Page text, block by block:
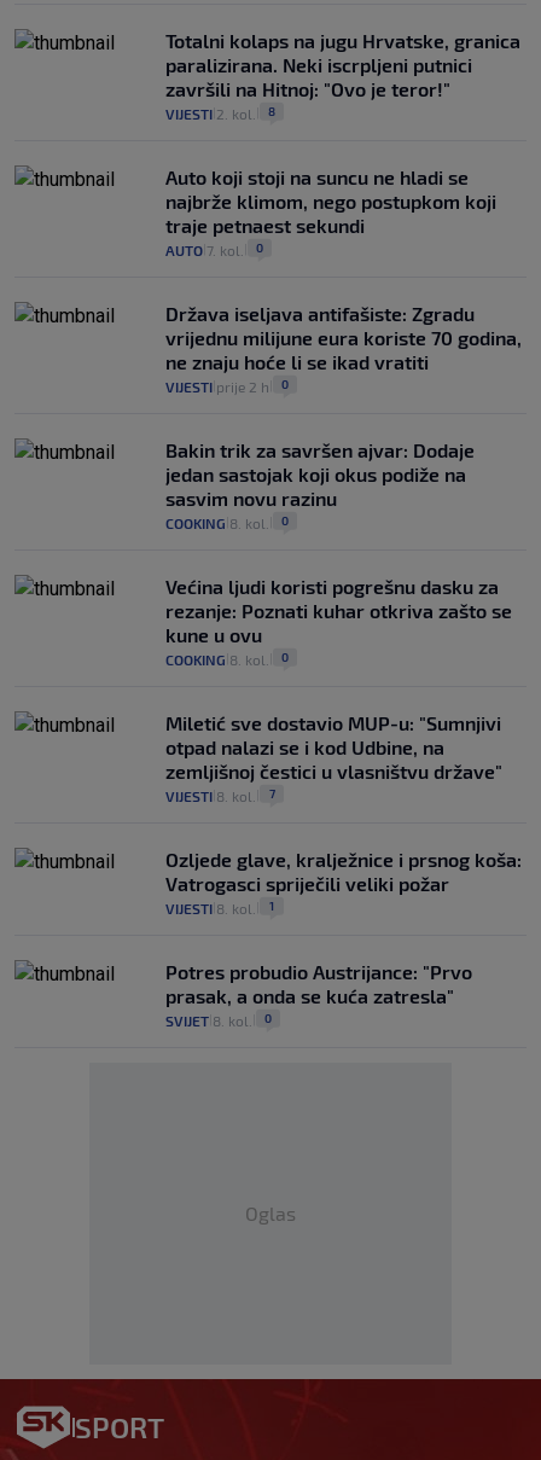
Totalni kolaps na jugu Hrvatske, granica
paralizirana. Neki iscrpljeni putnici
završili na Hitnoj: "Ovo je teror!"
VIJESTI 2. kol. 8
Auto koji stoji na suncu ne hladi se
najbrže klimom, nego postupkom koji
traje petnaest sekundi
AUTO 7. kol. 0
Država iseljava antifašiste: Zgradu
vrijednu milijune eura koriste 70 godina,
ne znaju hoće li se ikad vratiti
VIJESTI prije 2 h 0
Bakin trik za savršen ajvar: Dodaje
jedan sastojak koji okus podiže na
sasvim novu razinu
COOKING 8. kol. 0
Većina ljudi koristi pogrešnu dasku za
rezanje: Poznati kuhar otkriva zašto se
kune u ovu
COOKING 8. kol. 0
Miletić sve dostavio MUP-u: "Sumnjivi
otpad nalazi se i kod Udbine, na
zemljišnoj čestici u vlasništvu države"
VIJESTI 8. kol. 7
Ozljede glave, kralježnice i prsnog koša:
Vatrogasci spriječili veliki požar
VIJESTI 8. kol. 1
Potres probudio Austrijance: "Prvo
prasak, a onda se kuća zatresla"
SVIJET 8. kol. 0
Oglas
SPORT